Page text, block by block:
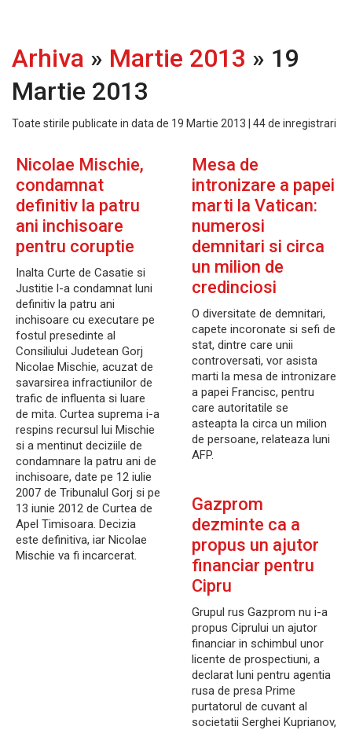
Arhiva » Martie 2013 » 19
Martie 2013
Toate stirile publicate in data de 19 Martie 2013 | 44 de inregistrari
Nicolae Mischie,
condamnat
definitiv la patru
ani inchisoare
pentru coruptie
Inalta Curte de Casatie si
Justitie l-a condamnat luni
definitiv la patru ani
inchisoare cu executare pe
fostul presedinte al
Consiliului Judetean Gorj
Nicolae Mischie, acuzat de
savarsirea infractiunilor de
trafic de influenta si luare
de mita. Curtea suprema i-a
respins recursul lui Mischie
si a mentinut deciziile de
condamnare la patru ani de
inchisoare, date pe 12 iulie
2007 de Tribunalul Gorj si pe
13 iunie 2012 de Curtea de
Apel Timisoara. Decizia
este definitiva, iar Nicolae
Mischie va fi incarcerat.
Mesa de
intronizare a papei
marti la Vatican:
numerosi
demnitari si circa
un milion de
credinciosi
O diversitate de demnitari,
capete incoronate si sefi de
stat, dintre care unii
controversati, vor asista
marti la mesa de intronizare
a papei Francisc, pentru
care autoritatile se
asteapta la circa un milion
de persoane, relateaza luni
AFP.
Gazprom
dezminte ca a
propus un ajutor
financiar pentru
Cipru
Grupul rus Gazprom nu i-a
propus Ciprului un ajutor
financiar in schimbul unor
licente de prospectiuni, a
declarat luni pentru agentia
rusa de presa Prime
purtatorul de cuvant al
societatii Serghei Kuprianov,